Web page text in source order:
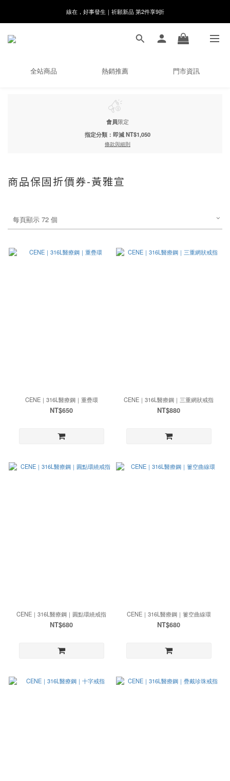
8月月初限定｜指定分類滿件88折！
🌸新會員限定🌸註冊送$100購物金
8月月初限定｜指定分類滿件88折！
全站商品 熱銷推薦 門市資訊
會員限定
指定分類：即減 NT$1,050
條款與細則
商品保固折價券-黃雅宣
每頁顯示 72 個
CENE｜316L醫療鋼｜重疊環
NT$650
CENE｜316L醫療鋼｜三重網狀戒指
NT$880
CENE｜316L醫療鋼｜圓點環繞戒指
NT$680
CENE｜316L醫療鋼｜簍空曲線環
NT$680